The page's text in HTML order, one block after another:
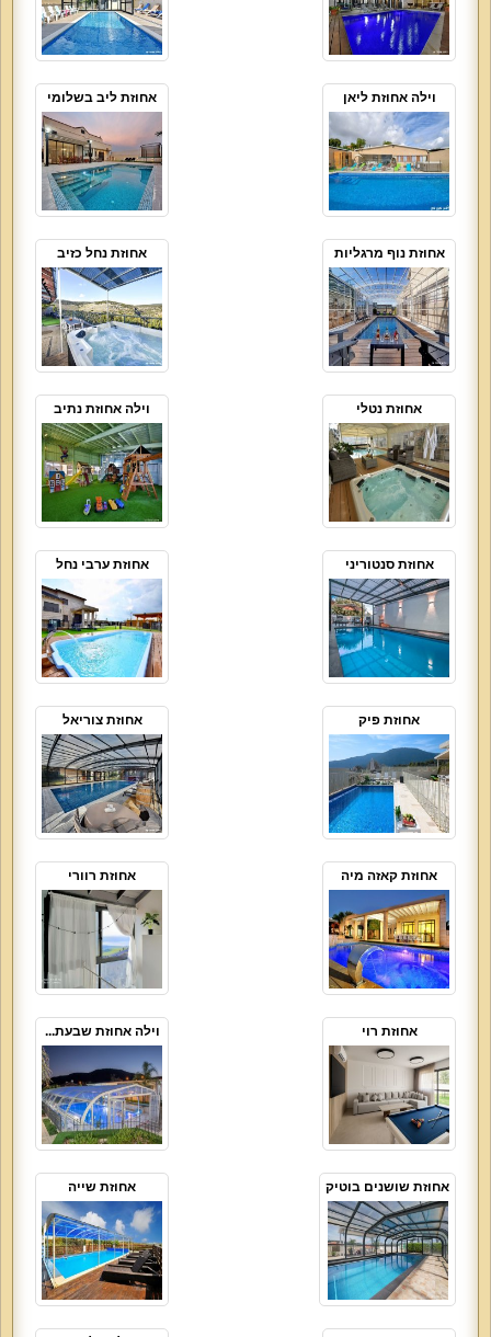
וילה אחוזת ליאן אחוזת ליב בשלומי
אחוזת נוף מרגליות אחוזת נחל כזיב
אחוזת נטלי וילה אחוזת נתיב
אחוזת סנטוריני אחוזת ערבי נחל
אחוזת פיק אחוזת צוריאל
אחוזת קאזה מיה אחוזת רוורי
אחוזת רוי וילה אחוזת שבעת...
אחוזת שושנים בוטיק אחוזת שייה